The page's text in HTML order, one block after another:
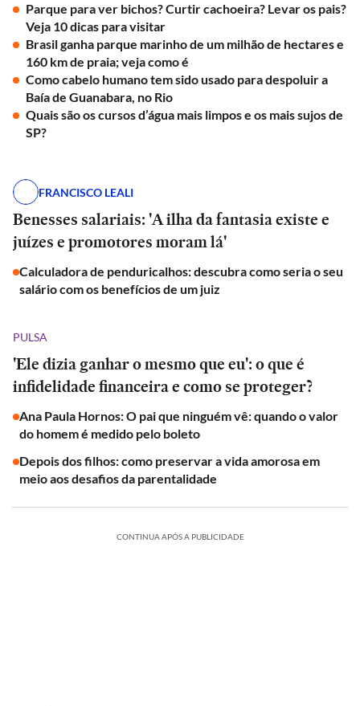
Parque para ver bichos? Curtir cachoeira? Levar os pais?
Veja 10 dicas para visitar
Brasil ganha parque marinho de um milhão de hectares e
160 km de praia; veja como é
Como cabelo humano tem sido usado para despoluir a
Baía de Guanabara, no Rio
Quais são os cursos d’água mais limpos e os mais sujos de
SP?
FRANCISCO LEALI
Benesses salariais: 'A ilha da fantasia existe e
juízes e promotores moram lá'
Calculadora de penduricalhos: descubra como seria o seu
salário com os benefícios de um juiz
PULSA
'Ele dizia ganhar o mesmo que eu': o que é
infidelidade financeira e como se proteger?
Ana Paula Hornos: O pai que ninguém vê: quando o valor
do homem é medido pelo boleto
Depois dos filhos: como preservar a vida amorosa em
meio aos desafios da parentalidade
CONTINUA APÓS A PUBLICIDADE